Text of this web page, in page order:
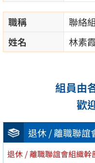
退休 / 離職聯誼
退休 / 離職聯誼會組織幹
職稱
聯絡組
姓名
林素
組員由
歡